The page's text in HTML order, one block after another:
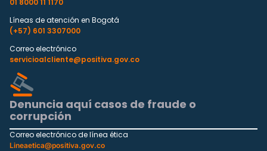
Líneas de atención en Bogotá
(+57) 601 3307000
Correo electrónico
servicioalcliente@positiva.gov.co
Denuncia aquí casos de fraude o
corrupción
Correo electrónico de línea ética
Lineaetica@positiva.gov.co